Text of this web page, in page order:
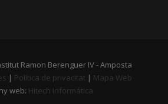
Ramon Berenguer IV - Amposta
| Política de privacitat| Mapa Web
web: Hitech Informática